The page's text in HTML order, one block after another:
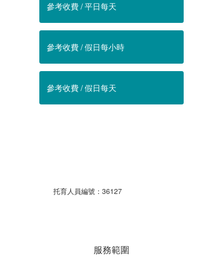
參考收費 / 平日每天
參考收費 / 假日每小時
參考收費 / 假日每天
托育人員編號：36127
服務範圍